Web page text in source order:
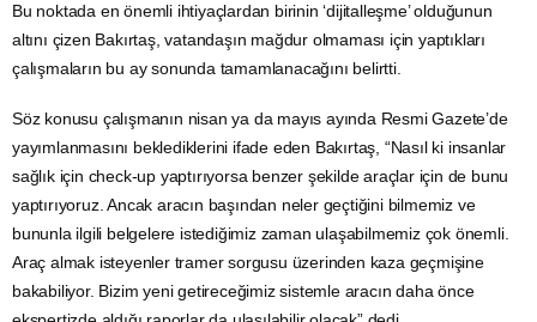
Bu noktada en önemli ihtiyaçlardan birinin ‘dijitalleşme’ olduğunun
altını çizen Bakırtaş, vatandaşın mağdur olmaması için yaptıkları
çalışmaların bu ay sonunda tamamlanacağını belirtti.
Söz konusu çalışmanın nisan ya da mayıs ayında Resmi Gazete’de
yayımlanmasını beklediklerini ifade eden Bakırtaş, “Nasıl ki insanlar
sağlık için check-up yaptırıyorsa benzer şekilde araçlar için de bunu
yaptırıyoruz. Ancak aracın başından neler geçtiğini bilmemiz ve
bununla ilgili belgelere istediğimiz zaman ulaşabilmemiz çok önemli.
Araç almak isteyenler tramer sorgusu üzerinden kaza geçmişine
bakabiliyor. Bizim yeni getireceğimiz sistemle aracın daha önce